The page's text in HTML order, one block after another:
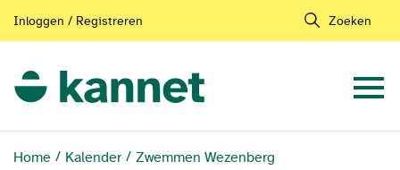
Inloggen / Registreren Zoeken
Home Kalender Zwemmen Wezenberg